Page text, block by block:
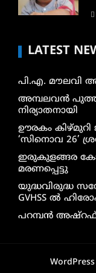
LATEST
പി.എ. മൗലവി
അമ്പലവൻ
നിര്യാതനായി
ഊരകം
‘സിനൊവ 26’
ഇരുകുളങ്ങര
മരണപ്പെട്ടു
യുദ്ധവിരുദ്ധ
GVHSS ൽ
പറമ്പൻ അഷ്‌റഫ്